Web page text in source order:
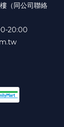
（同公司聯絡
20:00